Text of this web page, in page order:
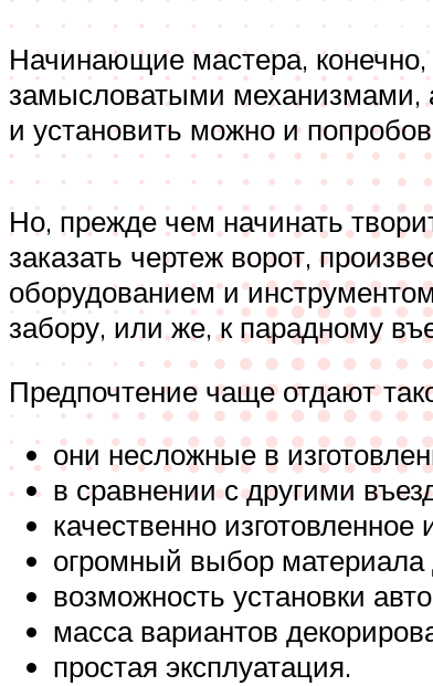
Начинающие мастера,
замысловатыми механизмами,
и установить можно и
Но, прежде чем начинать
заказать чертеж ворот,
оборудованием и
забору, или же, к парадному
Предпочтение чаще отдают
они несложные в
в сравнении с другими
качественно
огромный выбор
возможность установки
масса вариантов
простая эксплуатация.